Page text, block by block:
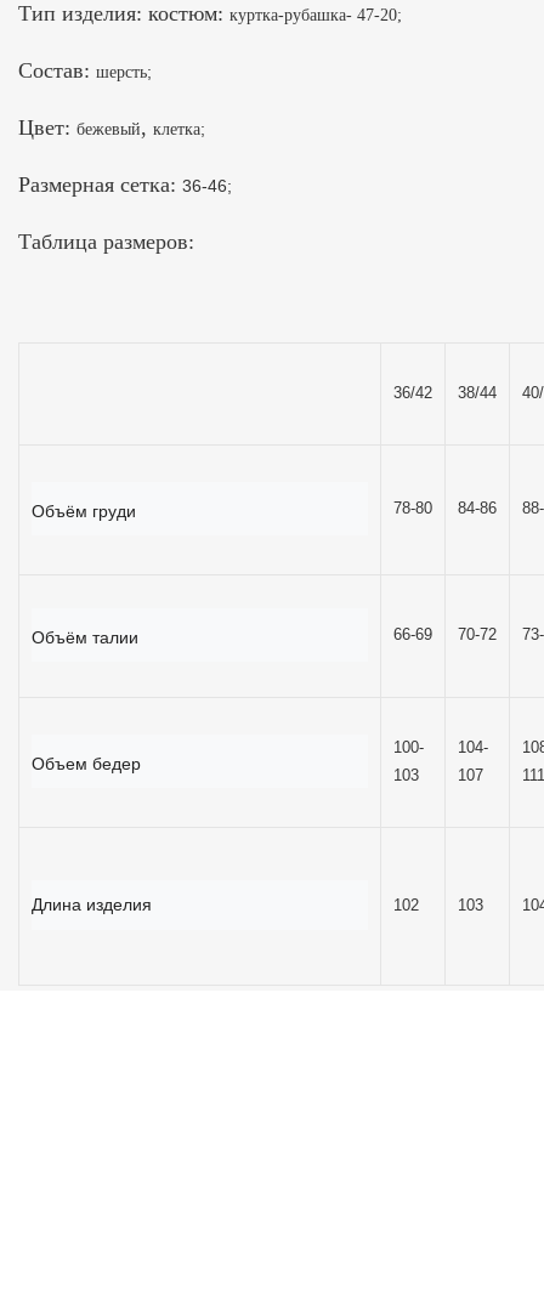
Тип изделия: костюм: куртка-рубашка- 47-20;
Состав: шерсть;
Цвет: бежевый, клетка;
Размерная сетка: 36-46;
Таблица размеров:
36/42 38/44
Объём груди 78-80 84-86
Объём талии 66-69 70-72
Объем бедер
100-
103
104-
107
111
Длина изделия 102 103